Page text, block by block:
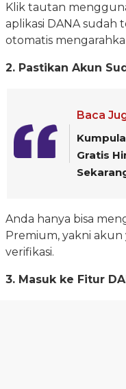
Klik tautan
aplikasi DANA sudah
otomatis
2. Pastikan Akun
Baca
Gratis
Anda hanya bisa
Premium, yakni
verifikasi.
3. Masuk ke Fitur